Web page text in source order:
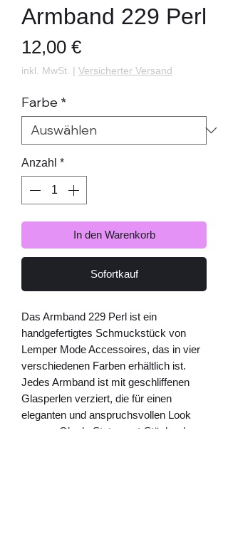
Armband 229 Perl
12,00 €Preis
inkl. MwSt. | Versicherter Versand
Farbe *
Anzahl *
In den Warenkorb
Sofortkauf
Das Armband 229 Perl ist ein
handgefertigtes Schmuckstück von
Lemper Mode Accessoires, das in vier
verschiedenen Farben erhältlich ist.
Jedes Armband ist mit geschliffenen
Glasperlen verziert, die für einen
eleganten und anspruchsvollen Look
sorgen. Ob als Statement-Stück oder